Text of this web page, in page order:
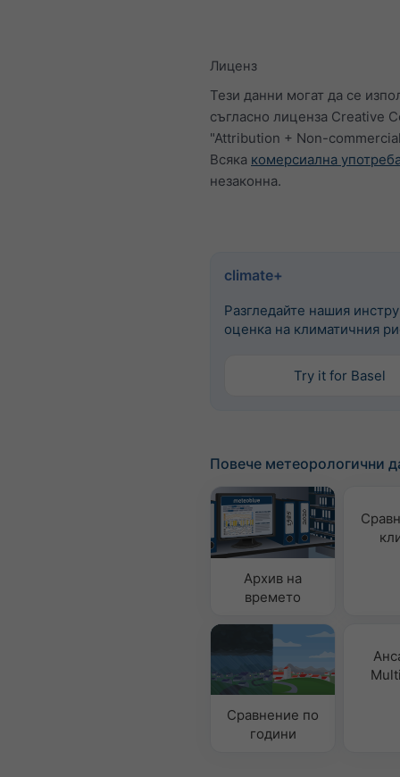
Лиценз
Тези данни могат да се
съгласно лиценза Creative
"Attribution + Non-
Всяка комерсиална
незаконна.
climate+
Разгледайте нашия
оценка на климатичния
Try it for Basel
Повече метеорологични
Архив на
времето
Сравнение по
години